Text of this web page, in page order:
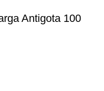
Antigota 100